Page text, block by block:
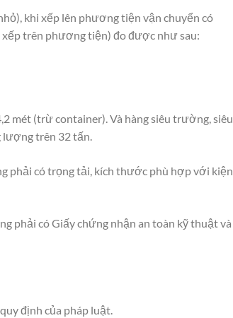
khi xếp lên phương tiện vận chuyển có
trên phương tiện) đo được như sau:
mét (trừ container). Và hàng siêu trường, siêu
lượng trên 32 tấn.
phải có trọng tải, kích thước phù hợp với kiện
phải có Giấy chứng nhận an toàn kỹ thuật và
định của pháp luật.